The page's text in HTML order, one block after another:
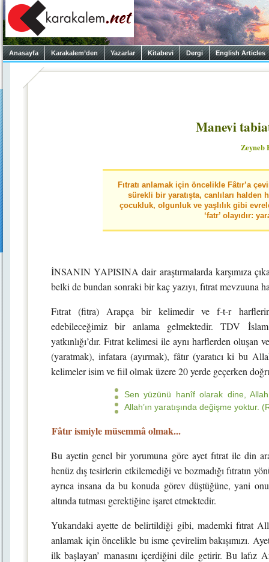
Anasayfa Karakalem’den Yazarlar Kitabevi Dergi English Articles
Manevi
Zeyneb
Fıtratı anlamak için öncelikle Fâtır’a
sürekli bir yaratışta, canlıları halden
çocukluk, olgunluk ve yaşlılık gibi
‘fatr’ olayıdır:
İNSANIN YAPISINA dair araştırmalarda karşımıza
belki de bundan sonraki bir kaç yazıyı, fıtrat mevzuuna
Fıtrat (fitra) Arapça bir kelimedir ve f-t-r
edebileceğimiz bir anlama gelmektedir. TDV
yatkınlığı’dır. Fıtrat kelimesi ile aynı harflerden
(yaratmak), infatara (ayırmak), fâtır (yaratıcı ki bu
kelimeler isim ve fiil olmak üzere 20 yerde geçerken
Sen yüzünü hanîf olarak dine,
Allah’ın yaratışında değişme yoktur.
Fâtır ismiyle müsemmâ olmak...
Bu ayetin genel bir yorumuna göre ayet fıtrat ile din
henüz dış tesirlerin etkilemediği ve bozmadığı fıtratın
ayrıca insana da bu konuda görev düştüğüne, yani
altında tutması gerektiğine işaret etmektedir.
Yukarıdaki ayette de belirtildiği gibi, mademki fıtrat
anlamak için öncelikle bu isme çevirelim bakışımızı.
ilk başlayan’ manasını içerdiğini dile getirir. Bu lafız